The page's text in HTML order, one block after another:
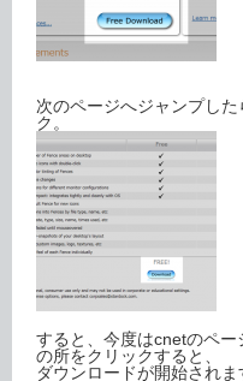
次のページへジャンプした
ク。
すると、今度はcnetのペ
の所をクリックすると、
ダウンロードが開始されま